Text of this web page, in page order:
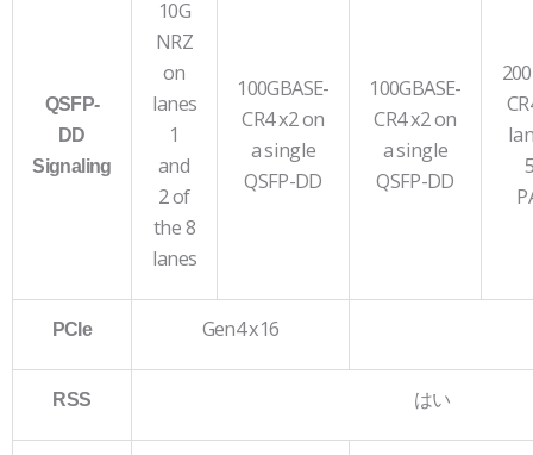
QSFP-
DD
Signaling
10G
NRZ
on
lanes
1
and
2 of
the 8
lanes
100GBASE-
CR4 x2 on
a single
QSFP-DD
100GBASE-
CR4 x2 on
a single
QSFP-DD
PCIe Gen4 x16
RSS はい